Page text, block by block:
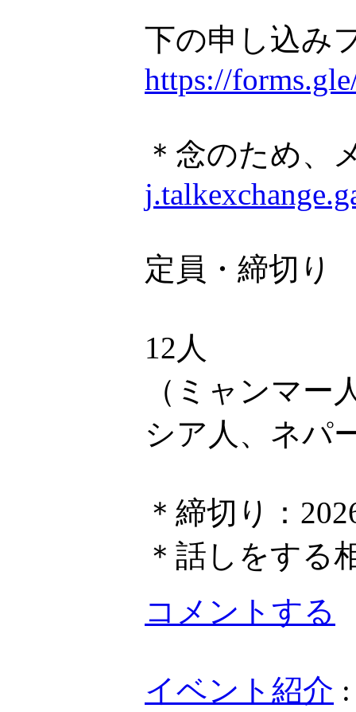
下の申し込み
https://
＊念のため、
定員・締切り
12人
（ミャンマ
シア人、ネパ
＊締切り：
＊話しをする
コメントする
イベント紹介